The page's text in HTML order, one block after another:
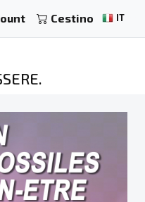
Cestino IT